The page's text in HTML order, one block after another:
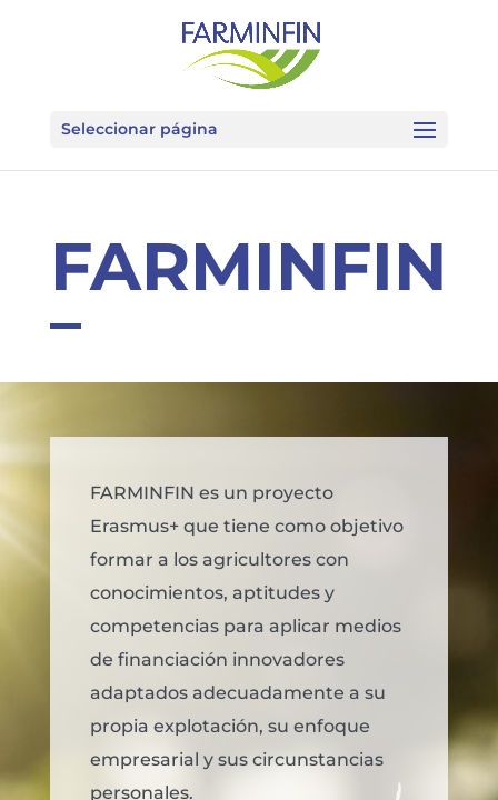
Seleccionar página
FARMINFIN
FARMINFIN es un proyecto
Erasmus+ que tiene como objetivo
formar a los agricultores con
conocimientos, aptitudes y
competencias para aplicar medios
de financiación innovadores
adaptados adecuadamente a su
propia explotación, su enfoque
empresarial y sus circunstancias
personales.